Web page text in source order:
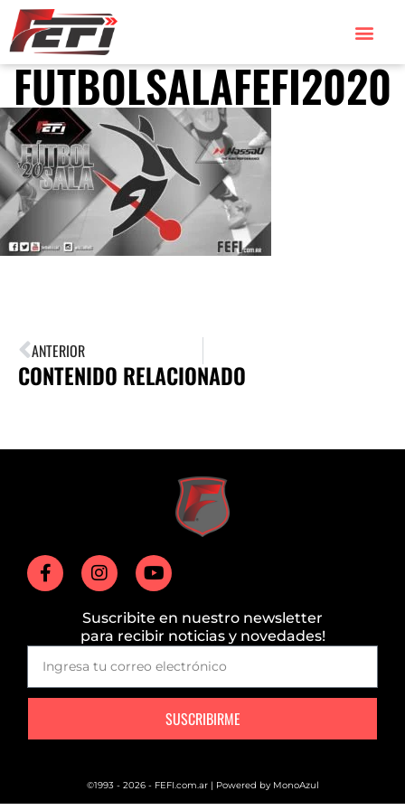
FUTBOLSALAFEFI2020
ANTERIOR
CONTENIDO RELACIONADO
Suscribite en nuestro newsletter
para recibir noticias y novedades!
SUSCRIBIRME
©1993 - 2026 - FEFI.com.ar | Powered by MonoAzul